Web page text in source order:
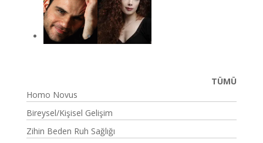
TÜMÜ
Homo Novus
Bireysel/Kişisel Gelişim
Zihin Beden Ruh Sağlığı